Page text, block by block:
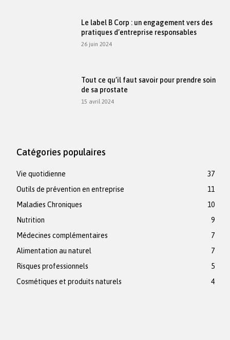
Le label B Corp : un engagement vers des
pratiques d’entreprise responsables
26 juin 2024
Tout ce qu’il faut savoir pour prendre soin
de sa prostate
15 avril 2024
Catégories populaires
Vie quotidienne
37
Outils de prévention en entreprise
11
Maladies Chroniques
10
Nutrition
9
Médecines complémentaires
7
Alimentation au naturel
7
Risques professionnels
5
Cosmétiques et produits naturels
4